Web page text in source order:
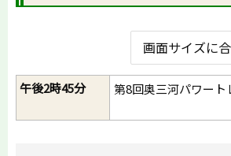
画面サイズに
午後2時45分 第8回奥三河パワート